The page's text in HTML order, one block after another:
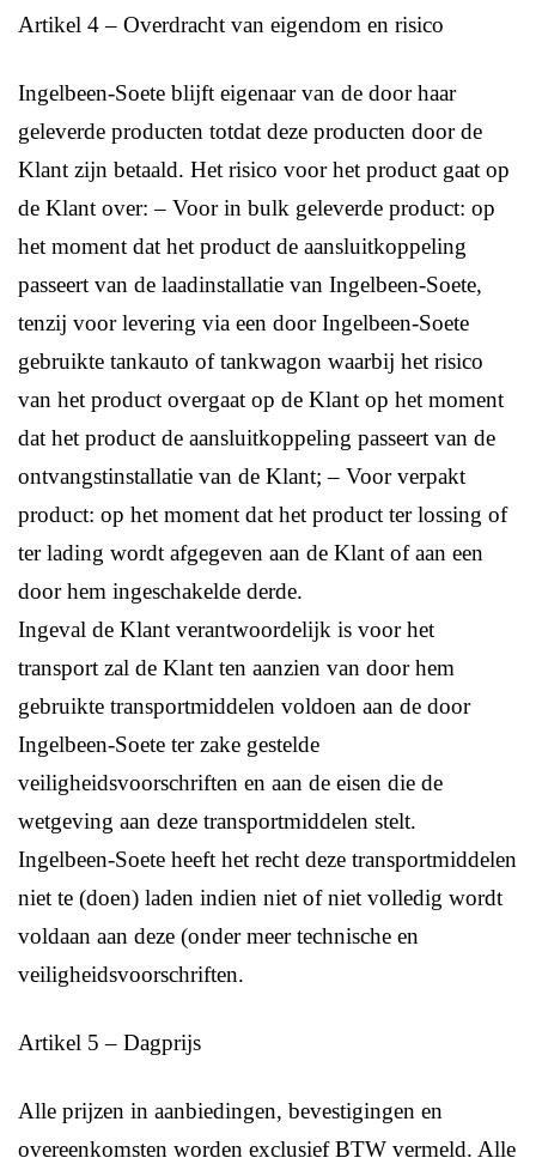
Artikel 4 – Overdracht van eigendom en risico
Ingelbeen-Soete blijft eigenaar van de door haar
geleverde producten totdat deze producten door de
Klant zijn betaald. Het risico voor het product gaat op
de Klant over: – Voor in bulk geleverde product: op
het moment dat het product de aansluitkoppeling
passeert van de laadinstallatie van Ingelbeen-Soete,
tenzij voor levering via een door Ingelbeen-Soete
gebruikte tankauto of tankwagon waarbij het risico
van het product overgaat op de Klant op het moment
dat het product de aansluitkoppeling passeert van de
ontvangstinstallatie van de Klant; – Voor verpakt
product: op het moment dat het product ter lossing of
ter lading wordt afgegeven aan de Klant of aan een
door hem ingeschakelde derde.
Ingeval de Klant verantwoordelijk is voor het
transport zal de Klant ten aanzien van door hem
gebruikte transportmiddelen voldoen aan de door
Ingelbeen-Soete ter zake gestelde
veiligheidsvoorschriften en aan de eisen die de
wetgeving aan deze transportmiddelen stelt.
Ingelbeen-Soete heeft het recht deze transportmiddelen
niet te (doen) laden indien niet of niet volledig wordt
voldaan aan deze (onder meer technische en
veiligheidsvoorschriften.
Artikel 5 – Dagprijs
Alle prijzen in aanbiedingen, bevestigingen en
overeenkomsten worden exclusief BTW vermeld. Alle